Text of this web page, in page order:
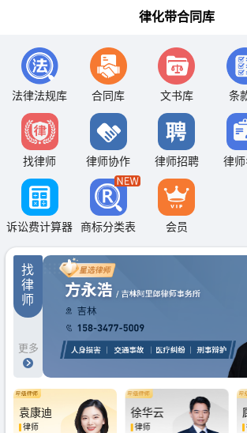
律化带合同库
法律法规库 合同库 文书库 条
找律师 律师协作 律师招聘 律
诉讼费计算器 商标分类表 会员
找
律
师
更多
袁康迪
律师
徐华云
律师